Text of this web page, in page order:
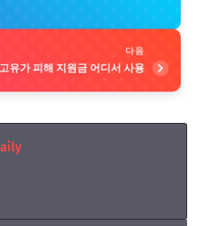
다음
유가 피해 지원금 어디서 사용